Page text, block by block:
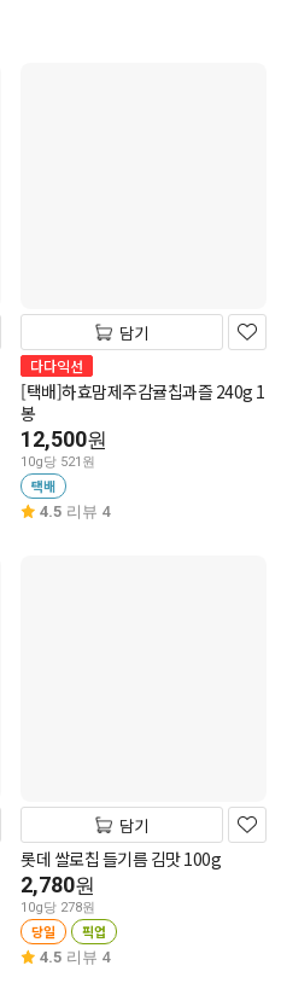
담기
다다익선
[택배]하효맘제주감귤칩과즐 240g 1
봉
12,500원
10g당 521원
택배
4.5 리뷰 4
담기
롯데 쌀로칩 들기름 김맛 100g
2,780원
10g당 278원
당일 픽업
4.5 리뷰 4